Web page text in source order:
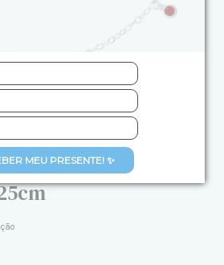
MEU PRESENTE! ✨
Prata Seis Ponto de